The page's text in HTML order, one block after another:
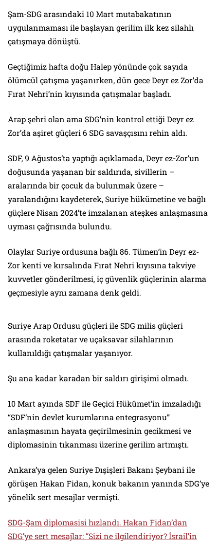
Şam-SDG arasındaki 10 Mart mutabakatının
uygulanmaması ile başlayan gerilim ilk kez silahlı
çatışmaya dönüştü.
Geçtiğimiz hafta doğu Halep yönünde çok sayıda
ölümcül çatışma yaşanırken, dün gece Deyr ez Zor’da
Fırat Nehri’nin kıyısında çatışmalar başladı.
Arap şehri olan ama SDG’nin kontrol ettiği Deyr ez
Zor’da aşiret güçleri 6 SDG savaşçısını rehin aldı.
SDF, 9 Ağustos’ta yaptığı açıklamada, Deyr ez‑Zor’un
doğusunda yaşanan bir saldırıda, sivillerin –
aralarında bir çocuk da bulunmak üzere –
yaralandığını kaydeterek, Suriye hükümetine ve bağlı
güçlere Nisan 2024’te imzalanan ateşkes anlaşmasına
uyması çağrısında bulundu.
Olaylar Suriye ordusuna bağlı 86. Tümen’in Deyr ez-
Zor kenti ve kırsalında Fırat Nehri kıyısına takviye
kuvvetler gönderilmesi, iç güvenlik güçlerinin alarma
geçmesiyle aynı zamana denk geldi.
Suriye Arap Ordusu güçleri ile SDG milis güçleri
arasında roketatar ve uçaksavar silahlarının
kullanıldığı çatışmalar yaşanıyor.
Şu ana kadar karadan bir saldırı girişimi olmadı.
10 Mart ayında SDF ile Geçici Hükûmet’in imzaladığı
“SDF’nin devlet kurumlarına entegrasyonu”
anlaşmasının hayata geçirilmesinin gecikmesi ve
diplomasinin tıkanması üzerine gerilim artmıştı.
Ankara’ya gelen Suriye Dışişleri Bakanı Şeybani ile
görüşen Hakan Fidan, konuk bakanın yanında SDG’ye
yönelik sert mesajlar vermişti.
SDG-Şam diplomasisi hızlandı. Hakan Fidan’dan
SDG’ye sert mesajlar: “Sizi ne ilgilendiriyor? İsrail’in